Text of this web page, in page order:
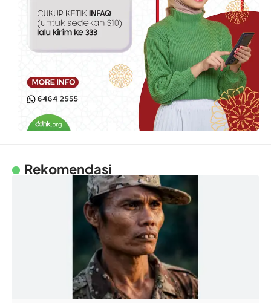
Rekomendasi